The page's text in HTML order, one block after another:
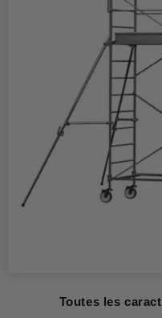
Toutes les